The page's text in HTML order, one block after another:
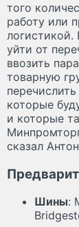
того
работу или
уйти от
ввозить
товарную
которые
и которые
сказал
Шины: